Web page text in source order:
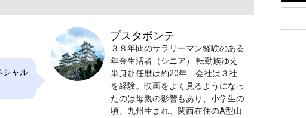
シャル
プスタポンテ
３８年間のサラリーマン経験のある
年金生活者（シニア） 転勤族ゆえ
単身赴任歴は約20年、会社は３社
を経験。映画をよく見るようになっ
たのは母親の影響もあり、小学生の
頃。九州生まれ、関西在住のA型山